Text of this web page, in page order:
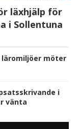
läxhjälp för
i Sollentuna
läromiljöer möter
i
vänta